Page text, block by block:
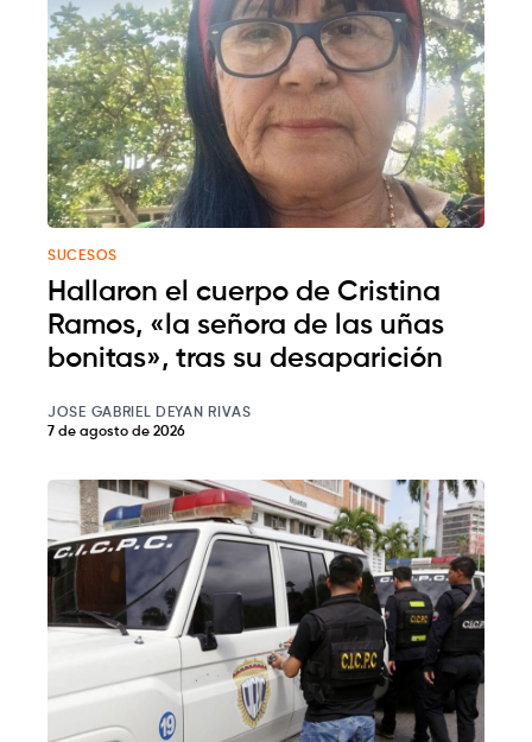
SUCESOS
Hallaron el cuerpo de Cristina
Ramos, «la señora de las uñas
bonitas», tras su desaparición
JOSE GABRIEL DEYAN RIVAS
7 de agosto de 2026